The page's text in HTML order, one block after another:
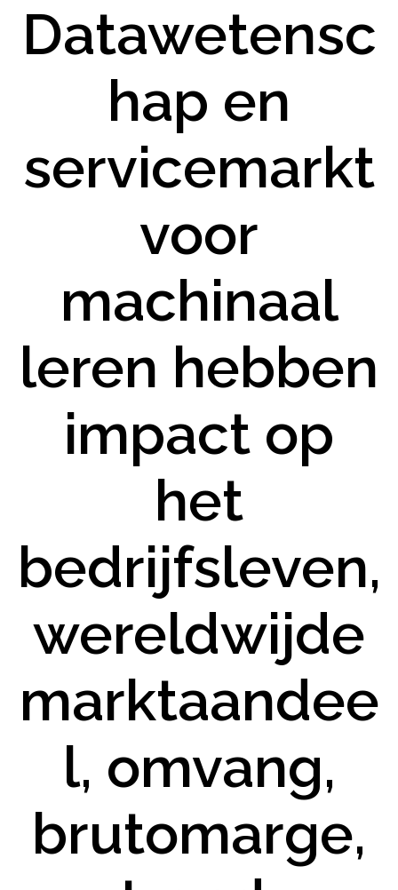
Datawetensc
hap en
servicemarkt
voor
machinaal
leren hebben
impact op
het
bedrijfsleven,
wereldwijde
marktaandee
l, omvang,
brutomarge,